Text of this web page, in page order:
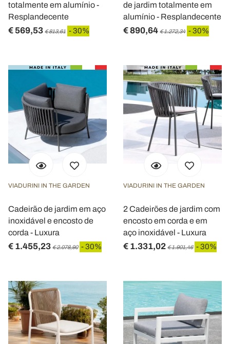
totalmente em alumínio -
Resplandecente
€ 569,53 € 813,61 - 30%
de jardim totalmente em
alumínio - Resplandecente
€ 890,64 € 1.272,34 - 30%
VIADURINI IN THE GARDEN
Cadeirão de jardim em aço
inoxidável e encosto de
corda - Luxura
€ 1.455,23 € 2.078,90 - 30%
VIADURINI IN THE GARDEN
2 Cadeirões de jardim com
encosto em corda e em
aço inoxidável - Luxura
€ 1.331,02 € 1.901,46 - 30%